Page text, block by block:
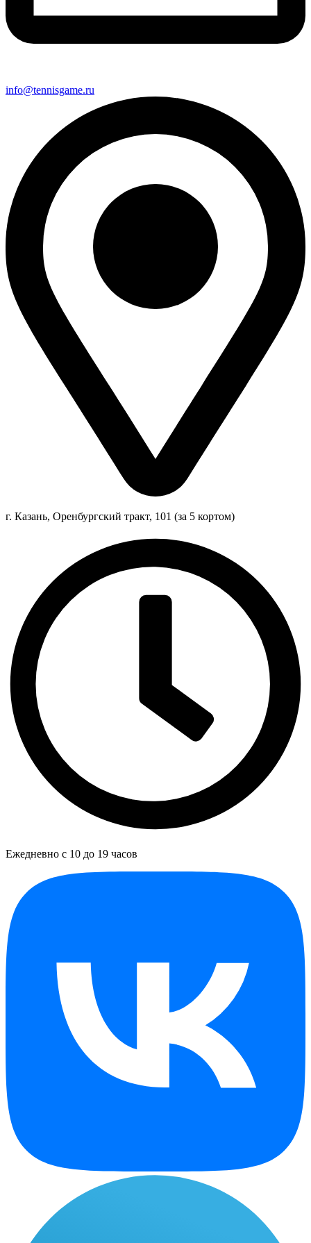
info@tennisgame.ru
г. Казань, Оренбургский тракт, 101 (за 5 кортом)
Ежедневно с 10 до 19 часов